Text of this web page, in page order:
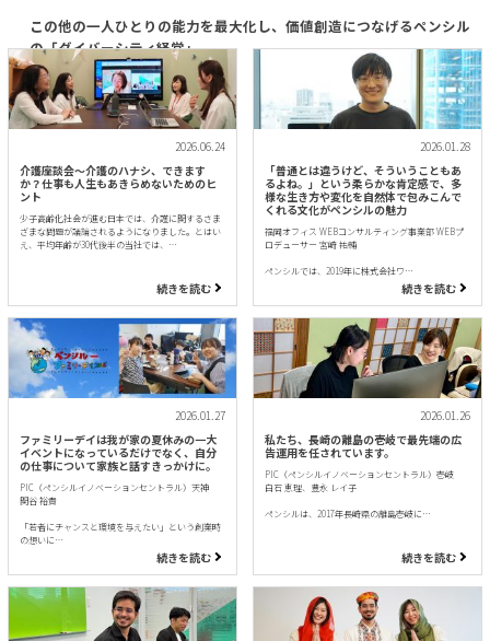
この他の一人ひとりの能力を最大化し、価値創造につなげるペンシル
の「ダイバーシティ経営」
2026.06.24
介護座談会〜介護のハナシ、できます
か？仕事も人生もあきらめないためのヒ
ント
少子高齢化社会が進む日本では、介護に関するさま
ざまな問題が議論されるようになりました。とはい
え、平均年齢が30代後半の当社では、…
続きを読む
2026.01.28
「普通とは違うけど、そういうこともあ
るよね。」という柔らかな肯定感で、多
様な生き方や変化を自然体で包みこんで
くれる文化がペンシルの魅力
福岡オフィス WEBコンサルティング事業部 WEBプ
ロデューサー 宮崎 祐輔
ペンシルでは、2019年に株式会社ワ…
続きを読む
2026.01.27
ファミリーデイは我が家の夏休みの一大
イベントになっているだけでなく、自分
の仕事について家族と話すきっかけに。
PIC（ペンシルイノベーションセントラル）天神
関谷 裕貴
「若者にチャンスと環境を与えたい」という創業時
の想いに…
続きを読む
2026.01.26
私たち、長崎の離島の壱岐で最先端の広
告運用を任されています。
PIC（ペンシルイノベーションセントラル）壱岐
白石 恵理、豊永 レイ子
ペンシルは、2017年長崎県の離島壱岐に…
続きを読む